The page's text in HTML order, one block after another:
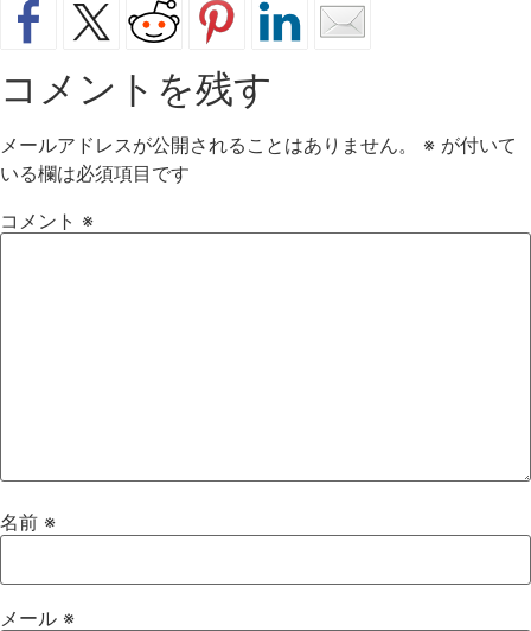
コメントを残す
メールアドレスが公開されることはありません。 ※ が付いて
いる欄は必須項目です
コメント ※
名前 ※
メール ※